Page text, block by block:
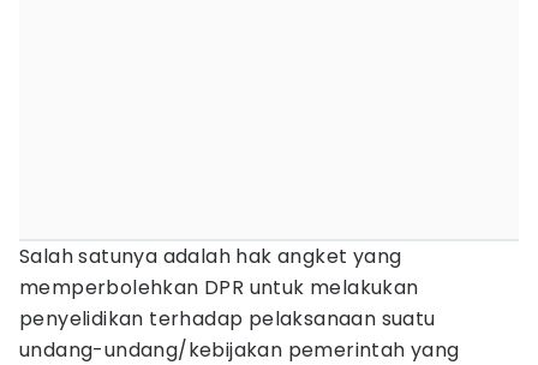
Salah satunya adalah hak angket yang
memperbolehkan DPR untuk melakukan
penyelidikan terhadap pelaksanaan suatu
undang-undang/kebijakan pemerintah yang